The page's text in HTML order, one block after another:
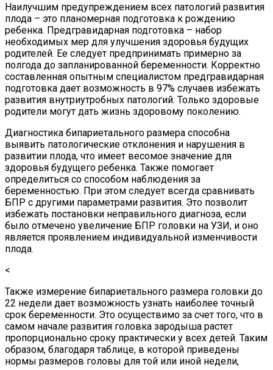
Наилучшим предупреждением всех патологий развития
плода – это планомерная подготовка к рождению
ребенка. Предгравидарная подготовка – набор
необходимых мер для улучшения здоровья будущих
родителей. Ее следует предпринимать примерно за
полгода до запланированной беременности. Корректно
составленная опытным специалистом предгравидарная
подготовка дает возможность в 97% случаев избежать
развития внутриутробных патологий. Только здоровые
родители могут дать жизнь здоровому поколению.
Диагностика бипариетального размера способна
выявить патологические отклонения и нарушения в
развитии плода, что имеет весомое значение для
здоровья будущего ребенка. Также помогает
определиться со способом наблюдения за
беременностью. При этом следует всегда сравнивать
БПР с другими параметрами развития. Это позволит
избежать постановки неправильного диагноза, если
было отмечено увеличение БПР головки на УЗИ, и оно
является проявлением индивидуальной изменчивости
плода.
<
Также измерение бипариетального размера головки до
22 недели дает возможность узнать наиболее точный
срок беременности. Это осуществимо за счет того, что в
самом начале развития головка зародыша растет
пропорционально сроку практически у всех детей. Таким
образом, благодаря таблице, в которой приведены
нормы размеров головы для той или иной недели,